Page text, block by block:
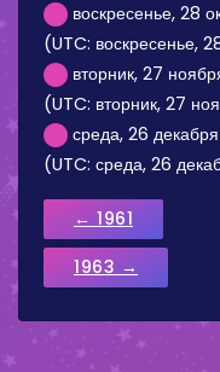
воскресенье, 28
(UTC: воскресенье,
вторник, 27
(UTC: вторник, 27
среда, 26
(UTC: среда, 26
← 1961
1963 →